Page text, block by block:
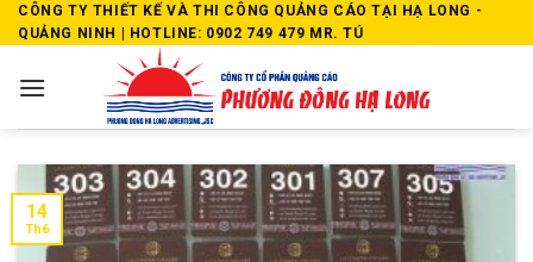
Skip
to
CÔNG TY THIẾT KẾ VÀ THI CÔNG QUẢNG CÁO TẠI HẠ LONG -
QUẢNG NINH | HOTLINE: 0902 749 479 MR. TÚ
14
Th6